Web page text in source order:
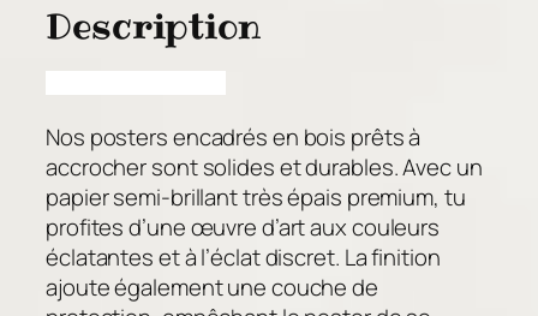
é
d
e
a
o
û
–
L
e
Description
Nos posters encadrés en bois prêts à
accrocher sont solides et durables. Avec un
papier semi-brillant très épais premium, tu
profites d’une œuvre d’art aux couleurs
éclatantes et à l’éclat discret. La finition
ajoute également une couche de